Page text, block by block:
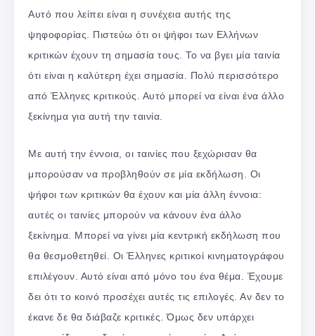
Αυτό που λείπει είναι η συνέχεια αυτής της
ψηφοφορίας. Πιστεύω ότι οι ψήφοι των Ελλήνων
κριτικών έχουν τη σημασία τους. Το να βγει μία ταινία
ότι είναι η καλύτερη έχει σημασία. Πολύ περισσότερο
από Έλληνες κριτικούς. Αυτό μπορεί να είναι ένα άλλο
ξεκίνημα για αυτή την ταινία.
Με αυτή την έννοια, οι ταινίες που ξεχώρισαν θα
μπορούσαν να προβληθούν σε μία εκδήλωση. Οι
ψήφοι των κριτικών θα έχουν και μία άλλη έννοια:
αυτές οι ταινίες μπορούν να κάνουν ένα άλλο
ξεκίνημα. Μπορεί να γίνει μία κεντρική εκδήλωση που
θα θεσμοθετηθεί. Οι Έλληνες κριτικοί κινηματογράφου
επιλέγουν. Αυτό είναι από μόνο του ένα θέμα. Έχουμε
δει ότι το κοινό προσέχει αυτές τις επιλογές. Αν δεν το
έκανε δε θα διάβαζε κριτικές. Όμως δεν υπάρχει